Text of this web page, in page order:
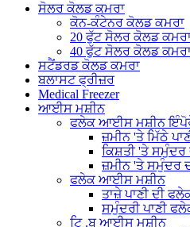
ਸੋਲਰ ਕੋਲਡ ਕਮਰਾ
ਕੋਨ-ਕੰਟੇਨਰ ਕੋਲਡ ਕਮਰਾ
20 ਫੁੱਟ ਸੋਲਰ ਕੋਲਡ
40 ਫੁੱਟ ਸੋਲਰ ਕੋਲਡ
ਸਟੈਂਡਰਡ ਕੋਲਡ ਕਮਰਾ
ਬਲਾਸਟ ਫ੍ਰੀਜ਼ਰ
Medical Freezer
ਆਈਸ ਮਸ਼ੀਨ
ਫਲੇਕ ਆਈਸ ਮਸ਼ੀਨ
ਜ਼ਮੀਨ 'ਤੇ ਮਿੱਠੇ
ਕਿਸ਼ਤੀ 'ਤੇ ਸਮੁੰਦਰ
ਜ਼ਮੀਨ 'ਤੇ ਸਮੁੰਦਰ
ਫਲੇਕ ਆਈਸ ਮਸ਼ੀਨ
ਤਾਜ਼ੇ ਪਾਣੀ ਦੀ
ਸਮੁੰਦਰੀ ਪਾਣੀ
ਟਿ .ਬ ਆਈਸ ਮਸ਼ੀਨ